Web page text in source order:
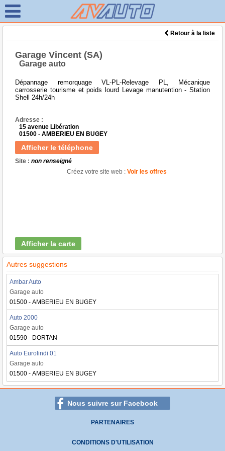
Retour à la liste
Garage Vincent (SA)
Garage auto
Dépannage remorquage VL-PL-Relevage PL, Mécanique
carrosserie tourisme et poids lourd Levage manutention - Station
Shell 24h/24h
Adresse :
15 avenue Libération
01500 - AMBERIEU EN BUGEY
Afficher le téléphone
Site : non renseigné
Créez votre site web : Voir les offres
Afficher la carte
Autres suggestions
Ambar Auto
Garage auto
01500 - AMBERIEU EN BUGEY
Auto 2000
Garage auto
01590 - DORTAN
Auto Eurolindi 01
Garage auto
01500 - AMBERIEU EN BUGEY
Nous suivre sur Facebook
PARTENAIRES
CONDITIONS D'UTILISATION